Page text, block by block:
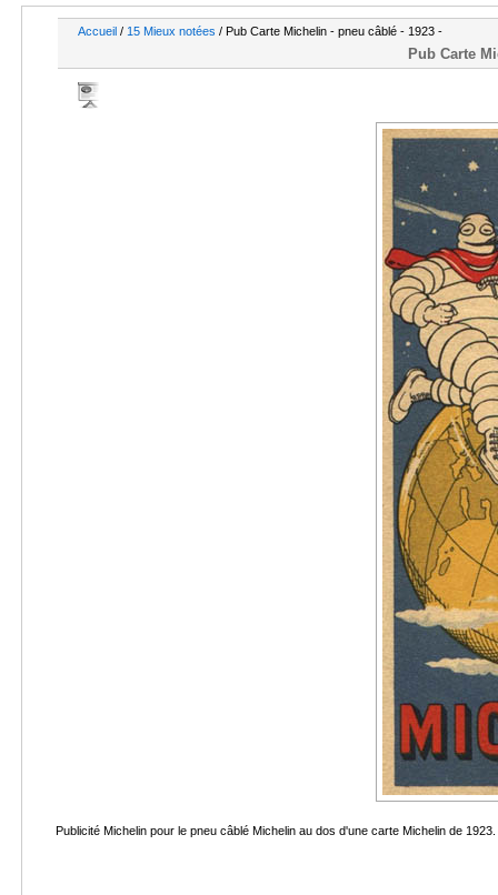
Accueil / 15 Mieux notées / Pub Carte Michelin - pneu câblé - 1923 -
Pub Carte
Publicité Michelin pour le pneu câblé Michelin au dos d'une carte Michelin de